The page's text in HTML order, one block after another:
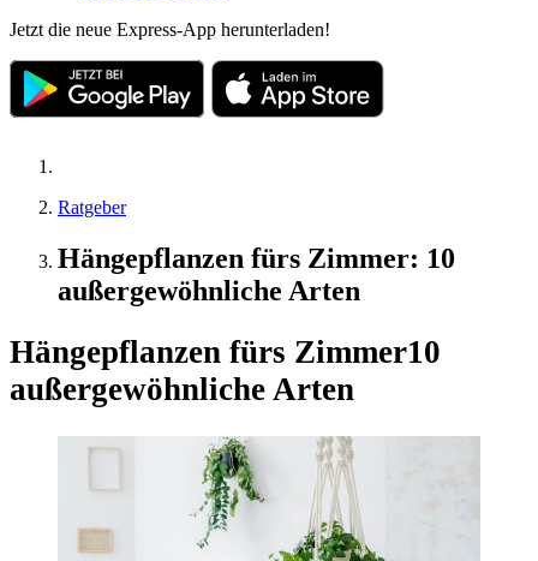
Jetzt die neue Express-App herunterladen!
Ratgeber
Hängepflanzen fürs Zimmer: 10
außergewöhnliche Arten
Hängepflanzen fürs Zimmer10
außergewöhnliche Arten